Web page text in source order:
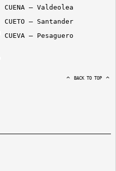
CUENA – Valdeolea
CUETO – Santander
CUEVA – Pesaguero
BACK TO TOP